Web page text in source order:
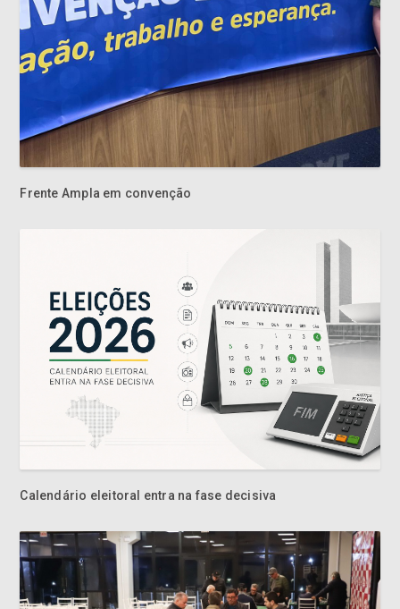
Frente Ampla em convenção
Calendário eleitoral entra na fase decisiva